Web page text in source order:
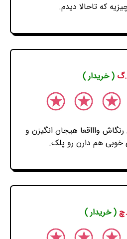
که تاحالا دیدم.
.گ ( خریدار )
واااقعا هیجان انگیزن و
خوبی هم دارن رو پلک.
.چ ( خریدار )